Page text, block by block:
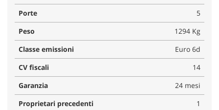
Porte
5
Peso
1294 Kg
Classe emissioni
Euro 6d
CV fiscali
14
Garanzia
24 mesi
Proprietari precedenti
1